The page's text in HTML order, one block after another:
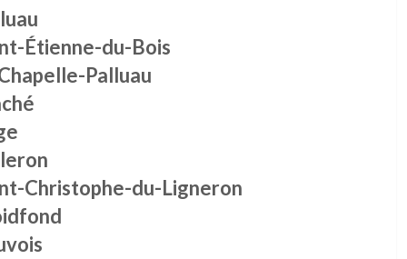
Étienne-du-Bois
Palluau
Christophe-du-Ligneron